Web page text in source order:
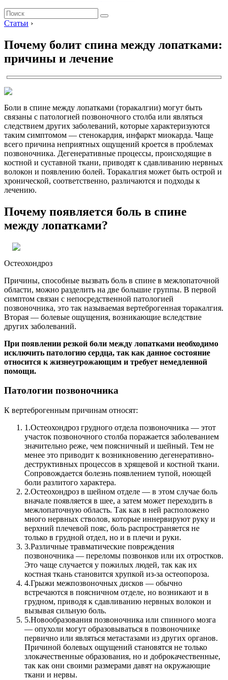
Статьи ›
Почему болит спина между лопатками:
причины и лечение
Боли в спине между лопатками (торакалгии) могут быть
связаны с патологией позвоночного столба или являться
следствием других заболеваний, которые характеризуются
таким симптомом — стенокардия, инфаркт миокарда. Чаще
всего причина неприятных ощущений кроется в проблемах
позвоночника. Дегенеративные процессы, происходящие в
костной и суставной ткани, приводят к сдавливанию нервных
волокон и появлению болей. Торакалгия может быть острой и
хронической, соответственно, различаются и подходы к
лечению.
Почему появляется боль в спине
между лопатками?
Остеохондроз
Причины, способные вызвать боль в спине в межлопаточной
области, можно разделить на две большие группы. В первой
симптом связан с непосредственной патологией
позвоночника, это так называемая вертеброгенная торакалгия.
Вторая — болевые ощущения, возникающие вследствие
других заболеваний.
При появлении резкой боли между лопатками необходимо
исключить патологию сердца, так как данное состояние
относится к жизнеугрожающим и требует немедленной
помощи.
Патологии позвоночника
К вертеброгенным причинам относят:
1.Остеохондроз грудного отдела позвоночника — этот
участок позвоночного столба поражается заболеванием
значительно реже, чем поясничный и шейный. Тем не
менее это приводит к возникновению дегенеративно-
деструктивных процессов в хрящевой и костной ткани.
Сопровождается болезнь появлением тупой, ноющей
боли разлитого характера.
2.Остеохондроз в шейном отделе — в этом случае боль
вначале появляется в шее, а затем может переходить в
межлопаточную область. Так как в ней расположено
много нервных стволов, которые иннервируют руку и
верхний плечевой пояс, боль распространяется не
только в грудной отдел, но и в плечи и руки.
3.Различные травматические повреждения
позвоночника — переломы позвонков или их отростков.
Это чаще случается у пожилых людей, так как их
костная ткань становится хрупкой из-за остеопороза.
4.Грыжи межпозвоночных дисков — обычно
встречаются в поясничном отделе, но возникают и в
грудном, приводя к сдавливанию нервных волокон и
вызывая сильную боль.
5.Новообразования позвоночника или спинного мозга
— опухоли могут образовываться в позвоночнике
первично или являться метастазами из других органов.
Причиной болевых ощущений становятся не только
злокачественные образования, но и доброкачественные,
так как они своими размерами давят на окружающие
ткани и нервы.